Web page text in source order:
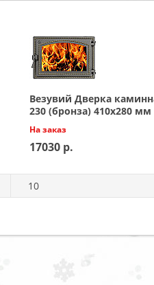
Везувий Дверка
230 (бронза) 410x280 мм
На заказ
17030
10